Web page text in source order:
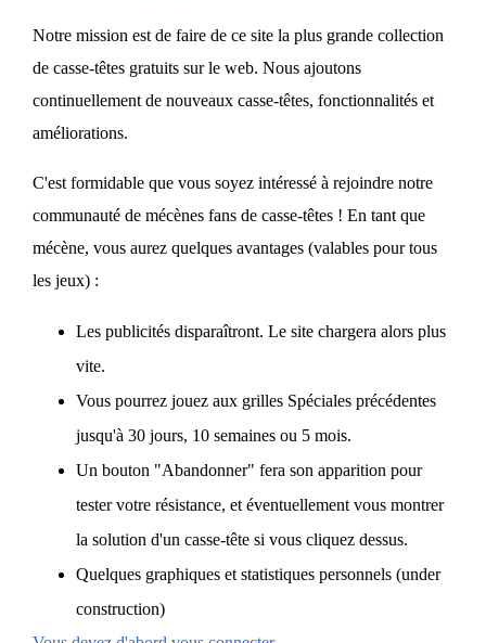
Notre mission est de faire de ce site la plus grande collection
de casse-têtes gratuits sur le web. Nous ajoutons
continuellement de nouveaux casse-têtes, fonctionnalités et
améliorations.
C'est formidable que vous soyez intéressé à rejoindre notre
communauté de mécènes fans de casse-têtes ! En tant que
mécène, vous aurez quelques avantages (valables pour tous
les jeux) :
Les publicités disparaîtront. Le site chargera alors plus
vite.
Vous pourrez jouez aux grilles Spéciales précédentes
jusqu'à 30 jours, 10 semaines ou 5 mois.
Un bouton "Abandonner" fera son apparition pour
tester votre résistance, et éventuellement vous montrer
la solution d'un casse-tête si vous cliquez dessus.
Quelques graphiques et statistiques personnels (under
construction)